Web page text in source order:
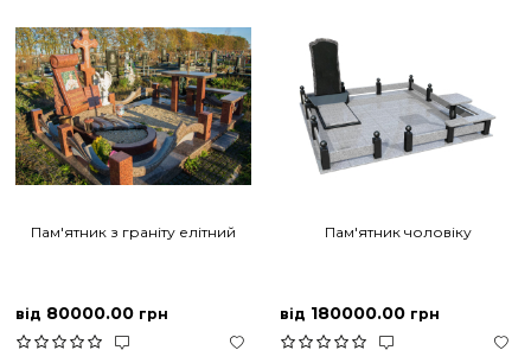
Пам'ятник з граніту елітний
від 80000.00 грн
Пам'ятник чоловіку
від 180000.00 грн